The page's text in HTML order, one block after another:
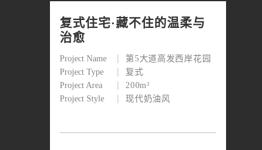
复式住宅·藏不住的温柔与
治愈
Project Name
第5大道高发西岸花园
Project Type
复式
Project Area
200m²
Project Style
现代奶油风